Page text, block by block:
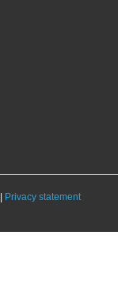
Privacy statement